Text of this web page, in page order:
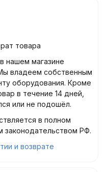
товара
нашем магазине
владеем собственным
оборудования. Кроме
в течение 14 дней,
или не подошёл.
в полном
законодательством РФ.
и возврате